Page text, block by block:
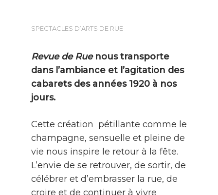
SPECTACLES D’ARTS DE RUE
Revue de Rue nous transporte
dans l’ambiance et l’agitation des
cabarets des années 1920 à nos
jours.
Cette création pétillante comme le
champagne, sensuelle et pleine de
vie nous inspire le retour à la fête.
L’envie de se retrouver, de sortir, de
célébrer et d’embrasser la rue, de
croire et de continuer à vivre